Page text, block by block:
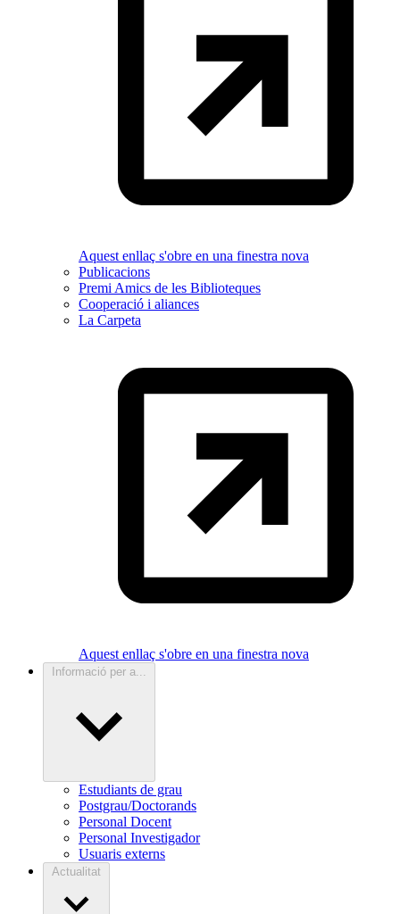
Aquest enllaç s'obre en una finestra nova
Publicacions
Premi Amics de les Biblioteques
Cooperació i aliances
La Carpeta
Aquest enllaç s'obre en una finestra nova
Informació per a...
Estudiants de grau
Postgrau/Doctorands
Personal Docent
Personal Investigador
Usuaris externs
Actualitat